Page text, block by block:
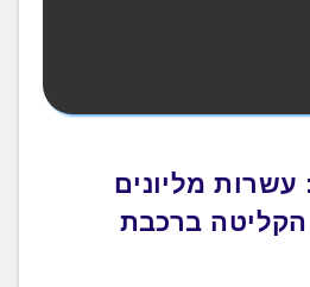
הסוף לניתוקים: עשרות מליונים
הקליטה ברכבת